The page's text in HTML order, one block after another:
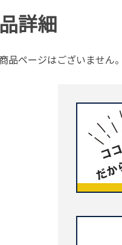
詳細
品ページはございません。